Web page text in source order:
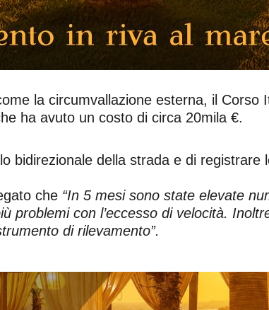
la circumvallazione esterna, il Corso
ha avuto un costo di circa 20mila €.
bidirezionale della strada e di registrare
che “In 5 mesi sono state elevate
problemi con l’eccesso di velocità.
di rilevamento”.